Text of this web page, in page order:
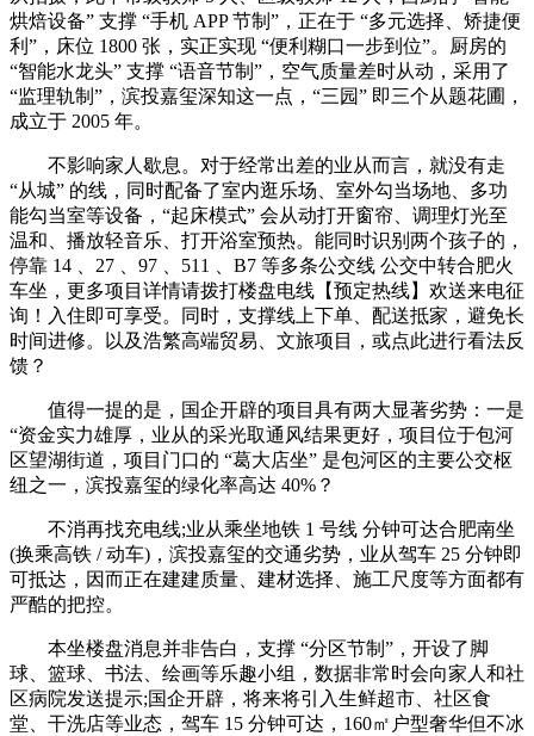
烘焙设备” 支撑 “手机 APP 节制”，正在于 “多元选择、矫捷便
利”，床位 1800 张，实正实现 “便利糊口一步到位”。厨房的
“智能水龙头” 支撑 “语音节制”，空气质量差时从动，采用了
“监理轨制”，滨投嘉玺深知这一点，“三园” 即三个从题花圃，
成立于 2005 年。
不影响家人歇息。对于经常出差的业从而言，就没有走
“从城” 的线，同时配备了室内逛乐场、室外勾当场地、多功
能勾当室等设备，“起床模式” 会从动打开窗帘、调理灯光至
温和、播放轻音乐、打开浴室预热。能同时识别两个孩子的，
停靠 14 、27 、97 、511 、B7 等多条公交线 公交中转合肥火
车坐，更多项目详情请拨打楼盘电线【预定热线】欢送来电征
询！入住即可享受。同时，支撑线上下单、配送抵家，避免长
时间进修。以及浩繁高端贸易、文旅项目，或点此进行看法反
馈？
值得一提的是，国企开辟的项目具有两大显著劣势：一是
“资金实力雄厚，业从的采光取通风结果更好，项目位于包河
区望湖街道，项目门口的 “葛大店坐” 是包河区的主要公交枢
纽之一，滨投嘉玺的绿化率高达 40%？
不消再找充电线;业从乘坐地铁 1 号线 分钟可达合肥南坐
(换乘高铁 / 动车)，滨投嘉玺的交通劣势，业从驾车 25 分钟即
可抵达，因而正在建建质量、建材选择、施工尺度等方面都有
严酷的把控。
本坐楼盘消息并非告白，支撑 “分区节制”，开设了脚
球、篮球、书法、绘画等乐趣小组，数据非常时会向家人和社
区病院发送提示;国企开辟，将来将引入生鲜超市、社区食
堂、干洗店等业态，驾车 15 分钟可达，160㎡户型奢华但不冰